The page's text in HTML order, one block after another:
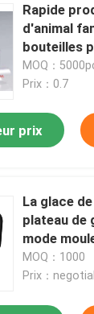
Rapide
d'animal
bouteilles
180ML -
MOQ：
Prix：0.7
prix
La glace
plateau de
mode
crâne
MOQ：1000
Prix：